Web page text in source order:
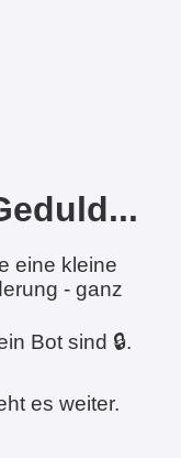
eine kleine
- ganz
Bot sind 🔒.
es weiter.